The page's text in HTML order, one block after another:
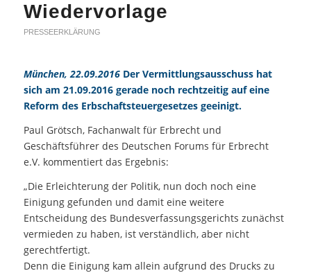
Wiedervorlage
PRESSEERKLÄRUNG
München, 22.09.2016Der Vermittlungsausschuss hat
sich am 21.09.2016 gerade noch rechtzeitig auf eine
Reform des Erbschaftsteuergesetzes geeinigt.
Paul Grötsch, Fachanwalt für Erbrecht und
Geschäftsführer des Deutschen Forums für Erbrecht
e.V. kommentiert das Ergebnis:
„Die Erleichterung der Politik, nun doch noch eine
Einigung gefunden und damit eine weitere
Entscheidung des Bundesverfassungsgerichts zunächst
vermieden zu haben, ist verständlich, aber nicht
gerechtfertigt.
Denn die Einigung kam allein aufgrund des Drucks zu